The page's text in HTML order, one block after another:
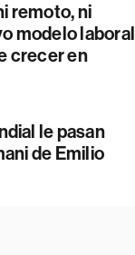
remoto, ni
modelo laboral
crecer en
le pasan
de Emilio